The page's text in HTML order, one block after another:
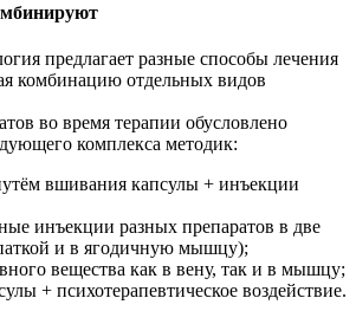
предлагает разные способы лечения
комбинацию отдельных видов
во время терапии обусловлено
комплекса методик:
вшивания капсулы + инъекции
инъекции разных препаратов в две
и в ягодичную мышцу);
вещества как в вену, так и в мышцу;
+ психотерапевтическое воздействие.